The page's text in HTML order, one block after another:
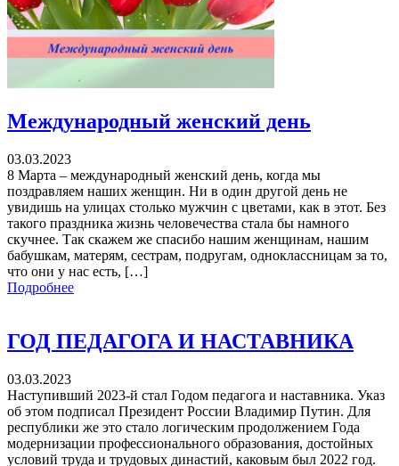
Международный женский день
03.03.2023
8 Марта – международный женский день, когда мы
поздравляем наших женщин. Ни в один другой день не
увидишь на улицах столько мужчин с цветами, как в этот. Без
такого праздника жизнь человечества стала бы намного
скучнее. Так скажем же спасибо нашим женщинам, нашим
бабушкам, матерям, сестрам, подругам, одноклассницам за то,
что они у нас есть, […]
Подробнее
ГОД ПЕДАГОГА И НАСТАВНИКА
03.03.2023
Наступивший 2023-й стал Годом педагога и наставника. Указ
об этом подписал Президент России Владимир Путин. Для
республики же это стало логическим продолжением Года
модернизации профессионального образования, достойных
условий труда и трудовых династий, каковым был 2022 год.